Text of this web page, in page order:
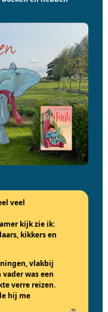
veel
kijk zie ik:
kikkers en
vlakbij
was een
verre reizen.
hij me